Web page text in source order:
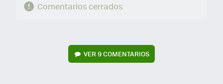
Comentarios cerrados
VER9 COMENTARIOS